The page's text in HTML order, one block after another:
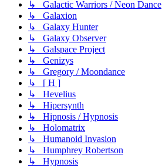
↳ Galactic Warriors / Neon Dance
↳ Galaxion
↳ Galaxy Hunter
↳ Galaxy Observer
↳ Galspace Project
↳ Genizys
↳ Gregory / Moondance
↳ [ H ]
↳ Hevelius
↳ Hipersynth
↳ Hipnosis / Hypnosis
↳ Holomatrix
↳ Humanoid Invasion
↳ Humphrey Robertson
↳ Hypnosis